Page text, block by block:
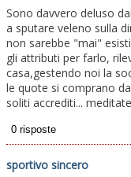
Sono davvero deluso
a sputare veleno sulla
non sarebbe "mai"
gli attributi per farlo,
casa,gestendo noi la
le quote si comprano
soliti accrediti...
sportivo sincero